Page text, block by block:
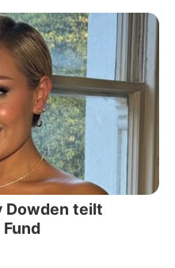
Dowden teilt